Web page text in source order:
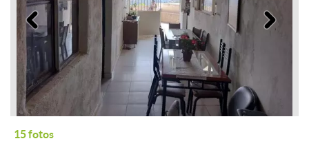
Anterior
15 fotos